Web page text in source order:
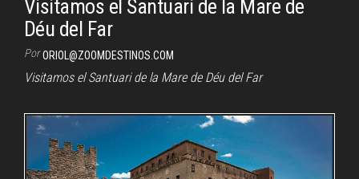
Visitamos el Santuari de la Mare de
Déu del Far
Por ORIOL@ZOOMDESTINOS.COM
Visitamos el Santuari de la Mare de Déu del Far